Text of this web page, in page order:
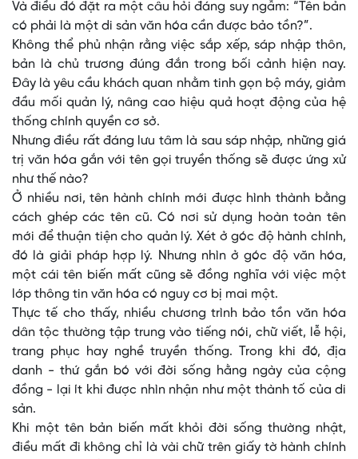
Và điều đó đặt ra một câu hỏi đáng suy ngẫm: “Tên bản
có phải là một di sản văn hóa cần được bảo tồn?”.
Không thể phủ nhận rằng việc sắp xếp, sáp nhập thôn,
bản là chủ trương đúng đắn trong bối cảnh hiện nay.
Đây là yêu cầu khách quan nhằm tinh gọn bộ máy, giảm
đầu mối quản lý, nâng cao hiệu quả hoạt động của hệ
thống chính quyền cơ sở.
Nhưng điều rất đáng lưu tâm là sau sáp nhập, những giá
trị văn hóa gắn với tên gọi truyền thống sẽ được ứng xử
như thế nào?
Ở nhiều nơi, tên hành chính mới được hình thành bằng
cách ghép các tên cũ. Có nơi sử dụng hoàn toàn tên
mới để thuận tiện cho quản lý. Xét ở góc độ hành chính,
đó là giải pháp hợp lý. Nhưng nhìn ở góc độ văn hóa,
một cái tên biến mất cũng sẽ đồng nghĩa với việc một
lớp thông tin văn hóa có nguy cơ bị mai một.
Thực tế cho thấy, nhiều chương trình bảo tồn văn hóa
dân tộc thường tập trung vào tiếng nói, chữ viết, lễ hội,
trang phục hay nghề truyền thống. Trong khi đó, địa
danh - thứ gắn bó với đời sống hằng ngày của cộng
đồng - lại ít khi được nhìn nhận như một thành tố của di
sản.
Khi một tên bản biến mất khỏi đời sống thường nhật,
điều mất đi không chỉ là vài chữ trên giấy tờ hành chính